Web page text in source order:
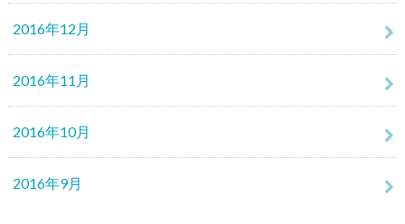
2016年12月
2016年11月
2016年10月
2016年9月